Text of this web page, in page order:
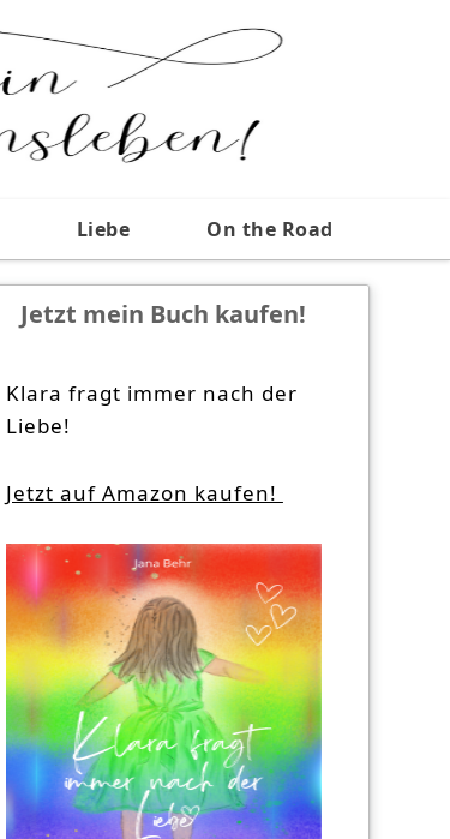
Liebe On the Road
Jetzt mein Buch kaufen!
Klara fragt immer nach der
Liebe!
Jetzt auf Amazon kaufen!